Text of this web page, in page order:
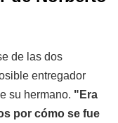
de las dos
entregador
su hermano. "Era
por cómo se fue